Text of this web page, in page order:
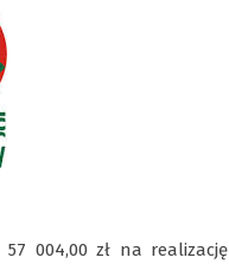
57 004,00 zł na